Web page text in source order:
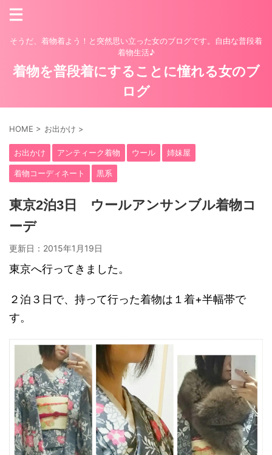
そうだ、着物着よう！と突然思い立った女のブログです。自由な普段着
着物生活♪
着物を普段着にすることに憧れる女のブ
ログ
HOME > お出かけ >
お出かけ アンティーク着物 ウール 姉妹屋
着物コーディネート 黒系
東京2泊3日 ウールアンサンブル着物コ
ーデ
更新日： 2015年1月19日
東京へ行ってきました。
２泊３日で、持って行った着物は１着+半幅帯で
す。